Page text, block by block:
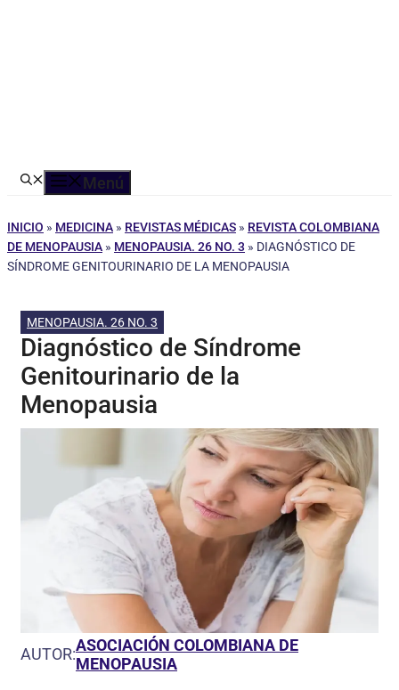
Menú
INICIO » MEDICINA » REVISTAS MÉDICAS » REVISTA COLOMBIANA
DE MENOPAUSIA » MENOPAUSIA. 26 NO. 3 » DIAGNÓSTICO DE
SÍNDROME GENITOURINARIO DE LA MENOPAUSIA
MENOPAUSIA. 26 NO. 3
Diagnóstico de Síndrome
Genitourinario de la
Menopausia
AUTOR:ASOCIACIÓN COLOMBIANA DE
MENOPAUSIA